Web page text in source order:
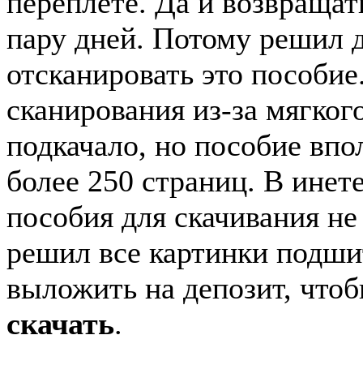
пару дней. Потому решил
отсканировать это
сканирования из-за
подкачало, но пособие
более 250 страниц. В
пособия для скачивания
решил все картинки
выложить на депозит,
скачать.